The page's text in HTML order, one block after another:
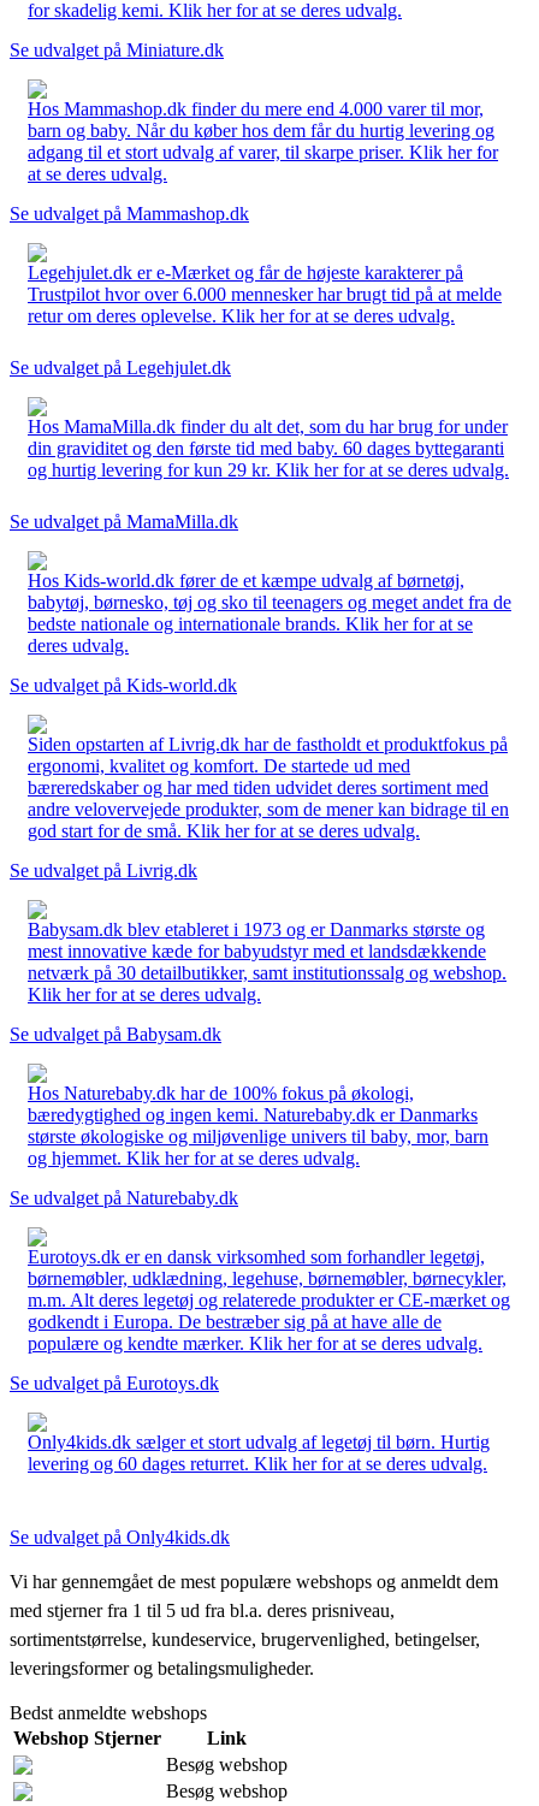
for skadelig kemi. Klik her for at se deres udvalg.
Se udvalget på Miniature.dk
Hos Mammashop.dk finder du mere end 4.000 varer til mor,
barn og baby. Når du køber hos dem får du hurtig levering og
adgang til et stort udvalg af varer, til skarpe priser. Klik her for
at se deres udvalg.
Se udvalget på Mammashop.dk
Legehjulet.dk er e-Mærket og får de højeste karakterer på
Trustpilot hvor over 6.000 mennesker har brugt tid på at melde
retur om deres oplevelse. Klik her for at se deres udvalg.
Se udvalget på Legehjulet.dk
Hos MamaMilla.dk finder du alt det, som du har brug for under
din graviditet og den første tid med baby. 60 dages byttegaranti
og hurtig levering for kun 29 kr. Klik her for at se deres udvalg.
Se udvalget på MamaMilla.dk
Hos Kids-world.dk fører de et kæmpe udvalg af børnetøj,
babytøj, børnesko, tøj og sko til teenagers og meget andet fra de
bedste nationale og internationale brands. Klik her for at se
deres udvalg.
Se udvalget på Kids-world.dk
Siden opstarten af Livrig.dk har de fastholdt et produktfokus på
ergonomi, kvalitet og komfort. De startede ud med
bæreredskaber og har med tiden udvidet deres sortiment med
andre velovervejede produkter, som de mener kan bidrage til en
god start for de små. Klik her for at se deres udvalg.
Se udvalget på Livrig.dk
Babysam.dk blev etableret i 1973 og er Danmarks største og
mest innovative kæde for babyudstyr med et landsdækkende
netværk på 30 detailbutikker, samt institutionssalg og webshop.
Klik her for at se deres udvalg.
Se udvalget på Babysam.dk
Hos Naturebaby.dk har de 100% fokus på økologi,
bæredygtighed og ingen kemi. Naturebaby.dk er Danmarks
største økologiske og miljøvenlige univers til baby, mor, barn
og hjemmet. Klik her for at se deres udvalg.
Se udvalget på Naturebaby.dk
Eurotoys.dk er en dansk virksomhed som forhandler legetøj,
børnemøbler, udklædning, legehuse, børnemøbler, børnecykler,
m.m. Alt deres legetøj og relaterede produkter er CE-mærket og
godkendt i Europa. De bestræber sig på at have alle de
populære og kendte mærker. Klik her for at se deres udvalg.
Se udvalget på Eurotoys.dk
Only4kids.dk sælger et stort udvalg af legetøj til børn. Hurtig
levering og 60 dages returret. Klik her for at se deres udvalg.
Se udvalget på Only4kids.dk
Vi har gennemgået de mest populære webshops og anmeldt dem
med stjerner fra 1 til 5 ud fra bl.a. deres prisniveau,
sortimentstørrelse, kundeservice, brugervenlighed, betingelser,
leveringsformer og betalingsmuligheder.
Bedst anmeldte webshops
Webshop Stjerner
Link
Besøg webshop
Besøg webshop